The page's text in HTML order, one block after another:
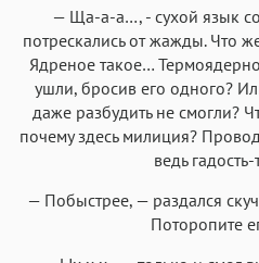
— Ща-а-а…, - сухой язык
потрескались от жажды. Что
Ядреное такое…
ушли, бросив его одного?
даже разбудить не смогли?
почему здесь милиция?
ведь
— Побыстрее, — раздался
Поторопите